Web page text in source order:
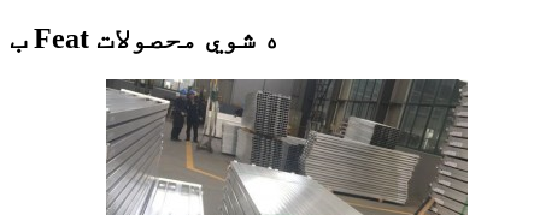
ب Feat ه شوي محصولات